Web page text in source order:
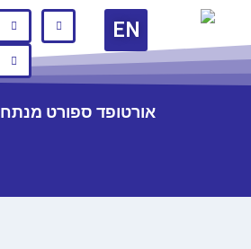
EN
אורטופד ספורט מנתח